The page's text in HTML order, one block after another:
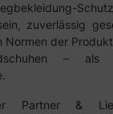
zuverlässig
Normen der
–
Partner &